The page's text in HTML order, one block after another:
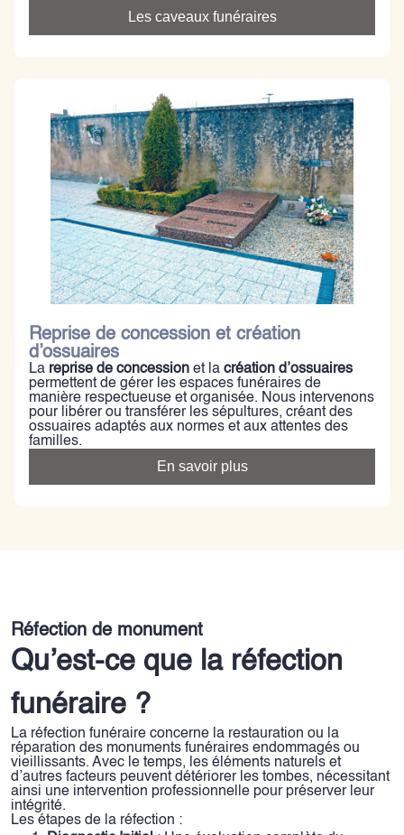
Les caveaux funéraires
Reprise de concession et création
d’ossuaires
La reprise de concession et la création d’ossuaires
permettent de gérer les espaces funéraires de
manière respectueuse et organisée. Nous intervenons
pour libérer ou transférer les sépultures, créant des
ossuaires adaptés aux normes et aux attentes des
familles.
En savoir plus
Réfection de monument
Qu’est-ce que la réfection
funéraire ?
La réfection funéraire concerne la restauration ou la
réparation des monuments funéraires endommagés ou
vieillissants. Avec le temps, les éléments naturels et
d’autres facteurs peuvent détériorer les tombes, nécessitant
ainsi une intervention professionnelle pour préserver leur
intégrité.
Les étapes de la réfection :